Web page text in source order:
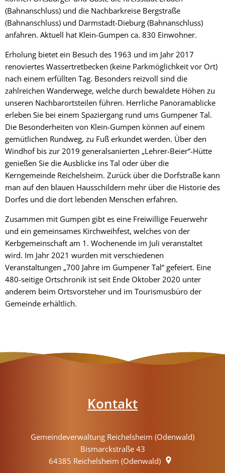
(Bahnanschluss) und die Nachbarkreise Bergstraße
(Bahnanschluss) und Darmstadt-Dieburg (Bahnanschluss)
anfahren. Aktuell hat Klein-Gumpen ca. 830 Einwohner.
Erholung bietet ein Besuch des 1963 und im Jahr 2017
renoviertes Wassertretbecken (keine Parkmöglichkeit vor Ort)
nach einem erfüllten Tag. Besonders reizvoll sind die
zahlreichen Wanderwege, welche durch bewaldete Höhen zu
unseren Nachbarortsteilen führen. Herrliche Panoramablicke
erleben Sie bei einem Spaziergang rund ums Gumpener Tal.
Die Besonderheiten von Klein-Gumpen können auf einem
gemütlichen Rundweg, zu Fuß erkundet werden. Über den
Windhof bis zur 2019 generalsanierten „Lehrer-Beier“-Hütte
genießen Sie die Ausblicke ins Tal oder über die
Kerngemeinde Reichelsheim. Zurück über die Dorfstraße kann
man auf den blauen Hausschildern mehr über die Historie des
Dorfes und die dort lebenden Menschen erfahren.
Zusammen mit Gumpen gibt es eine Freiwillige Feuerwehr
und ein gemeinsames Kirchweihfest, welches von der
Kerbgemeinschaft am 1. Wochenende im Juli veranstaltet
wird. Im Jahr 2021 wurden mit verschiedenen
Veranstaltungen „700 Jahre im Gumpener Tal“ gefeiert. Eine
480-seitige Ortschronik ist seit Ende Oktober 2020 unter
anderem beim Ortsvorsteher und im Tourismusbüro der
Gemeinde erhältlich.
Kontakt
Gemeindeverwaltung Reichelsheim (Odenwald)
Bismarckstraße 43
64385 Reichelsheim (Odenwald)